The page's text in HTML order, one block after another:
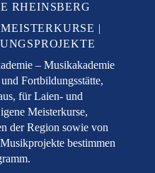
RHEINSBERG
MEISTERKURSE
– Musikakademie
Fortbildungsstätte,
für Laien- und
Meisterkurse,
der Region sowie von
bestimmen